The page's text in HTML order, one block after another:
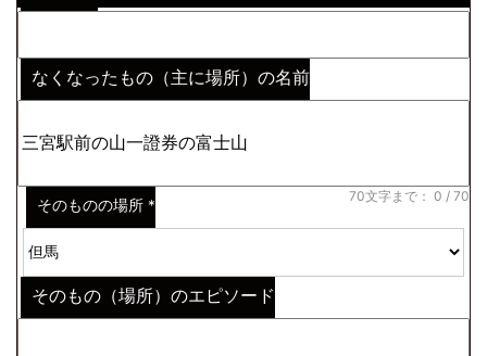
なくなったもの（主に場所）の名前
70文字まで： 0 / 70
そのものの場所 *
そのもの（場所）のエピソード